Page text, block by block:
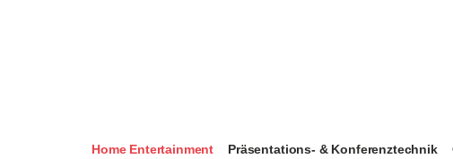
Home Entertainment Präsentations- & Konferenztechnik